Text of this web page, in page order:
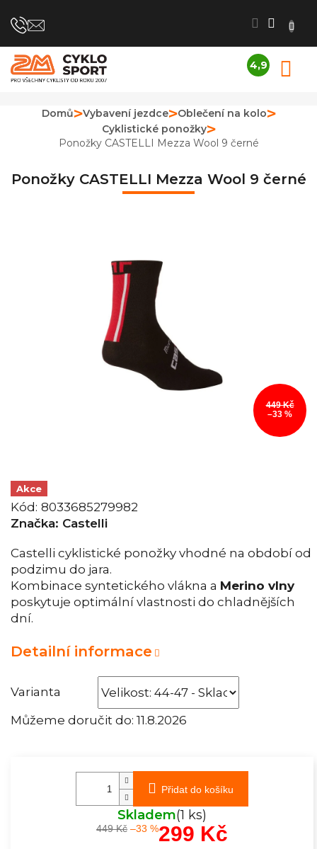
na
4,9
obchodu
je
z
Domů Vybavení jezdce
Oblečení na kolo
Cyklistické ponožky
Ponožky CASTELLI Mezza Wool 9 černé
Ponožky CASTELLI Mezza Wool 9 černé
449 Kč
–33 %
Akce
Kód: 8033685279982
Značka: Castelli
Varianta
Můžeme doručit do: 11.8.2026
Castelli cyklistické ponožky vhodné na období od
podzimu do jara.
Kombinace syntetického vlákna a Merino vlny
poskytuje optimální vlastnosti do chladnějších
dní.
Detailní informace
Přidat do košíku
Skladem(1 ks)
449 Kč –33 %299 KčMěrná